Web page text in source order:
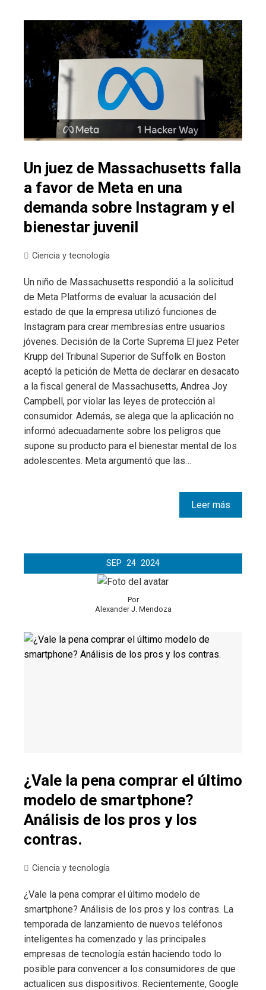
Un juez de Massachusetts falla
a favor de Meta en una
demanda sobre Instagram y el
bienestar juvenil
Ciencia y tecnología
Un niño de Massachusetts respondió a la solicitud
de Meta Platforms de evaluar la acusación del
estado de que la empresa utilizó funciones de
Instagram para crear membresías entre usuarios
jóvenes. Decisión de la Corte Suprema El juez Peter
Krupp del Tribunal Superior de Suffolk en Boston
aceptó la petición de Metta de declarar en desacato
a la fiscal general de Massachusetts, Andrea Joy
Campbell, por violar las leyes de protección al
consumidor. Además, se alega que la aplicación no
informó adecuadamente sobre los peligros que
supone su producto para el bienestar mental de los
adolescentes. Meta argumentó que las…
Leer más
SEP 24 2024
Por
Alexander J. Mendoza
¿Vale la pena comprar el último
modelo de smartphone?
Análisis de los pros y los
contras.
Ciencia y tecnología
¿Vale la pena comprar el último modelo de
smartphone? Análisis de los pros y los contras. La
temporada de lanzamiento de nuevos teléfonos
inteligentes ha comenzado y las principales
empresas de tecnología están haciendo todo lo
posible para convencer a los consumidores de que
actualicen sus dispositivos. Recientemente, Google